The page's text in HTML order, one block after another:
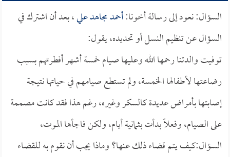
السؤال: نعود إلى رسالة أخونا:أحمد مجاهد علي، بعد أن اشترك في
السؤال عن تنظيم النسل أو تحديده، يقول:
توفيت والدتنا رحمها الله وعليها صيام خمسة أشهر أفطرتهم بسبب
رضاعتها لأطفالها الخمسة، ولم تستطع صيامهم في حياتها نتيجة
إصابتها بأمراض عديدة كالسكر وغيره، رغم هذا فقد كانت مصممة
على الصيام، وفعلاً بدأت بثمانية أيام، ولكن فاجأها الموت،
السؤال:كيف يتم قضاء ذلك عنها؟ وماذا يجب أن نقوم به للقضاء